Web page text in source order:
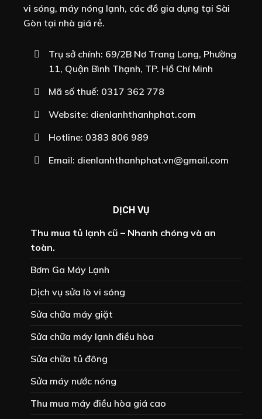
vi sóng, máy nóng lạnh, các đồ gia dụng tại Sài
Gòn tại nhà giá rẻ.
Trụ sở chính: 69/2B Nơ Trang Long, Phường
11, Quận Bình Thạnh, TP. Hồ Chí Minh
Mã số thuế: 0317 362 778
Website: dienlanhthanhphat.com
Hotline: 0383 806 989
Email: dienlanhthanhphat.vn@gmail.com
DỊCH VỤ
Thu mua tủ lạnh cũ – Nhanh chóng và an
toàn.
Bơm Ga Máy Lạnh
Dịch vụ sửa lò vi sóng
Sửa chữa máy giặt
Sửa chữa máy lạnh điều hòa
Sửa chữa tủ đông
Sửa máy nước nóng
Thu mua máy điều hòa giá cao